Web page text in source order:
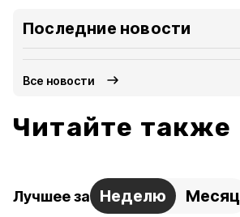
Последние новости
Все новости
Читайте также
Лучшее за Неделю Месяц